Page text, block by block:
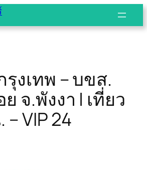
รุงเทพ – บขส.
จ.พังงา | เที่ยว
– VIP 24